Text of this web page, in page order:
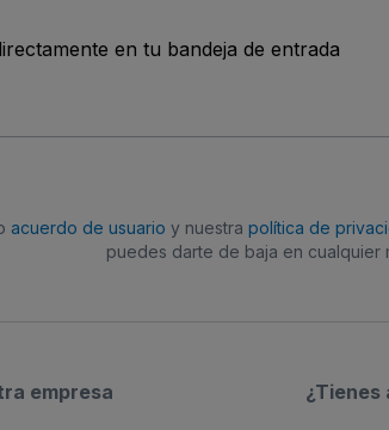
en tu bandeja de entrada
acuerdo de usuario y nuestra política de
puedes darte de baja en cualquier
empresa ¿Tienes